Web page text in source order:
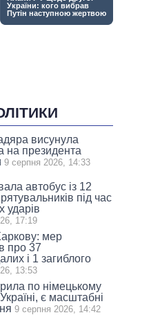
висунула
на президента
9 серпня 2026, 14:33
автобус із 12
під час
ударів
17:19
мер
про 37
і 1 загиблого
13:53
по німецькому
є масштабні
9 серпня 2026, 14:42